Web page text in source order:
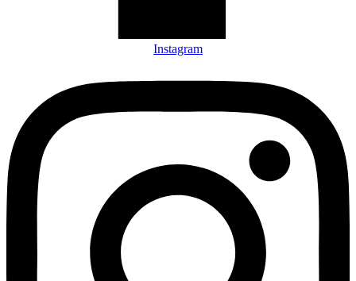
Instagram